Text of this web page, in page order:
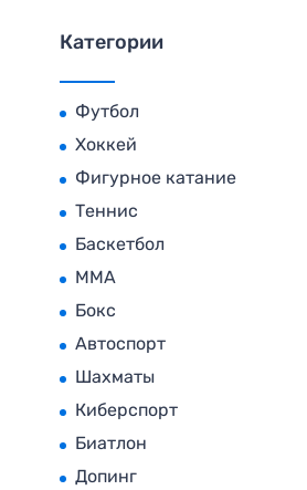
Категории
Футбол
Хоккей
Фигурное катание
Теннис
Баскетбол
MMA
Бокс
Автоспорт
Шахматы
Киберспорт
Биатлон
Допинг